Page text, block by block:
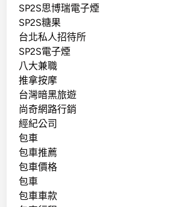
SP2S思博瑞電子煙
SP2S糖果
台北私人招待所
SP2S電子煙
八大兼職
推拿按摩
台灣暗黑旅遊
尚奇網路行銷
經紀公司
包車
包車推薦
包車價格
包車
包車車款